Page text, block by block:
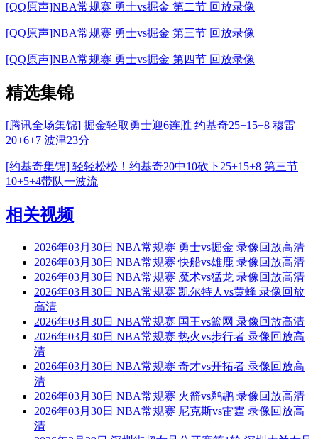
[QQ原声]NBA常规赛 勇士vs掘金 第二节 回放录像
[QQ原声]NBA常规赛 勇士vs掘金 第三节 回放录像
[QQ原声]NBA常规赛 勇士vs掘金 第四节 回放录像
精选集锦
[腾讯全场集锦] 掘金轻取勇士迎6连胜 约基奇25+15+8 穆雷
20+6+7 波津23分
[约基奇集锦] 轻轻松松！约基奇20中10砍下25+15+8 第三节
10+5+4带队一波流
相关视频
2026年03月30日 NBA常规赛 勇士vs掘金 录像回放高清
2026年03月30日 NBA常规赛 快船vs雄鹿 录像回放高清
2026年03月30日 NBA常规赛 魔术vs猛龙 录像回放高清
2026年03月30日 NBA常规赛 凯尔特人vs黄蜂 录像回放
高清
2026年03月30日 NBA常规赛 国王vs篮网 录像回放高清
2026年03月30日 NBA常规赛 热火vs步行者 录像回放高
清
2026年03月30日 NBA常规赛 奇才vs开拓者 录像回放高
清
2026年03月30日 NBA常规赛 火箭vs鹈鹕 录像回放高清
2026年03月30日 NBA常规赛 尼克斯vs雷霆 录像回放高
清